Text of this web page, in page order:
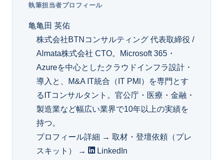
執筆担当者プロフィール
亀亀田 英佑
株式会社BTNコンサルティング 代表取締役 /
Almata株式会社 CTO。Microsoft 365・
Azureを中心としたクラウドインフラ設計・
導入と、M&A IT統合（IT PMI）を専門とす
るITコンサルタント。官公庁・医療・金融・
製造業など幅広い業界で10年以上の実績を
持つ。
プロフィール詳細 → 取材・登壇依頼（プレ
スキット） →
LinkedIn